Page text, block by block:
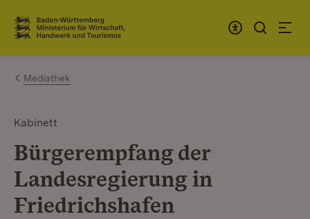
Zum Inhalt springen
Link zur Startseite
Mediathek
Kabinett
Bürgerempfang der
Landesregierung in
Friedrichshafen